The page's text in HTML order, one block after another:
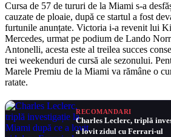
Cursa de 57 de tururi de la Miami s-a
cauzate de ploaie, după ce startul a fost
furtunile anunțate. Victoria i-a revenit lui
Mercedes, urmat pe podium de Lando
Antonelli, acesta este al treilea succes
trei weekenduri de cursă ale sezonului.
Marele Premiu de la Miami va rămâne o
ratate.
RECOMANDARI
Charles Leclerc, triplă
a lovit zidul cu Ferrari-ul